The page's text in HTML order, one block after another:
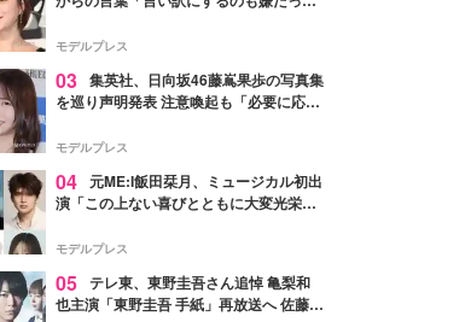
モデルプレス
03 集英社、日向坂46藤嶌果歩の写真集
を巡り声明発表 注意喚起も「必要に応じ
モデルプレス
04 元ME:I飯田栞月、ミュージカル初出
演「この上ない喜びとともに大変光栄」
ャスト発表
モデルプレス
05 テレ東、東野圭吾さん追悼 亀梨和
也主演「東野圭吾 手紙」再放送へ 佐藤隆